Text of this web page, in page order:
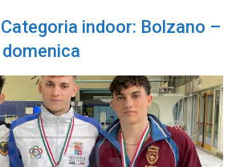
indoor: Bolzano –